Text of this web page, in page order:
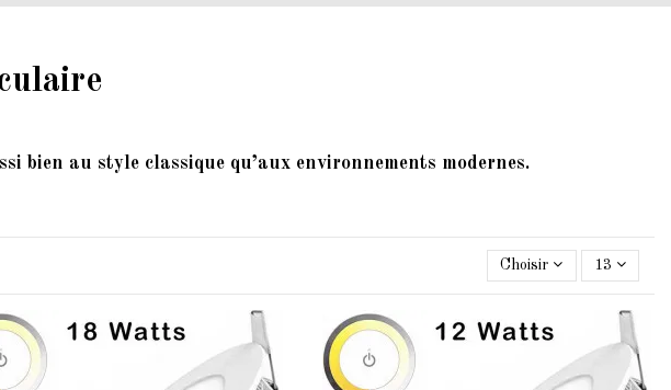
bien au style classique qu’aux environnements modernes.
Choisir 13